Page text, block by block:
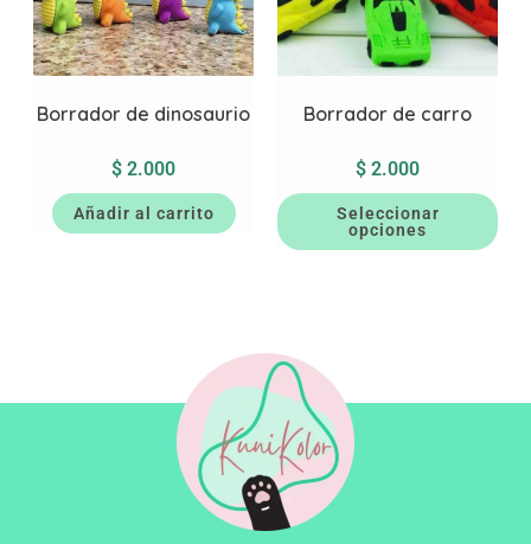
Borrador de dinosaurio
$ 2.000
Añadir al carrito
Borrador de carro
$ 2.000
Seleccionar
opciones